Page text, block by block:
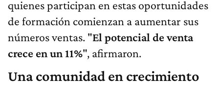
quienes participan en estas oportunidades
de formación comienzan a aumentar sus
números ventas. "El potencial de venta
crece en un 11%", afirmaron.
Una comunidad en crecimiento